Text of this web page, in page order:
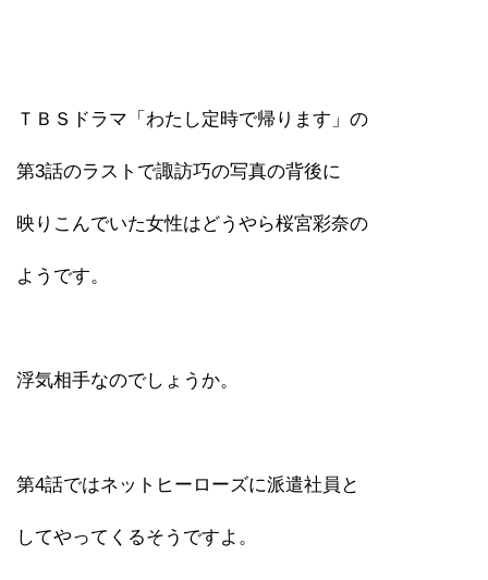
ＴＢＳドラマ「わたし定時で帰ります」の
第3話のラストで諏訪巧の写真の背後に
映りこんでいた女性はどうやら桜宮彩奈の
ようです。
浮気相手なのでしょうか。
第4話ではネットヒーローズに派遣社員と
してやってくるそうですよ。